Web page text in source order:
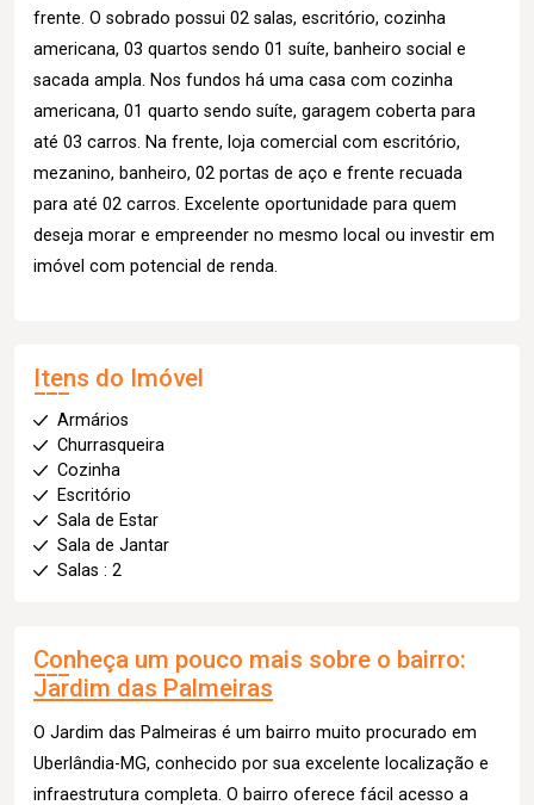
frente. O sobrado possui 02 salas, escritório, cozinha
americana, 03 quartos sendo 01 suíte, banheiro social e
sacada ampla. Nos fundos há uma casa com cozinha
americana, 01 quarto sendo suíte, garagem coberta para
até 03 carros. Na frente, loja comercial com escritório,
mezanino, banheiro, 02 portas de aço e frente recuada
para até 02 carros. Excelente oportunidade para quem
deseja morar e empreender no mesmo local ou investir em
imóvel com potencial de renda.
Itens do Imóvel
Armários
Churrasqueira
Cozinha
Escritório
Sala de Estar
Sala de Jantar
Salas : 2
Conheça um pouco mais sobre o bairro:
Jardim das Palmeiras
O Jardim das Palmeiras é um bairro muito procurado em
Uberlândia-MG, conhecido por sua excelente localização e
infraestrutura completa. O bairro oferece fácil acesso a